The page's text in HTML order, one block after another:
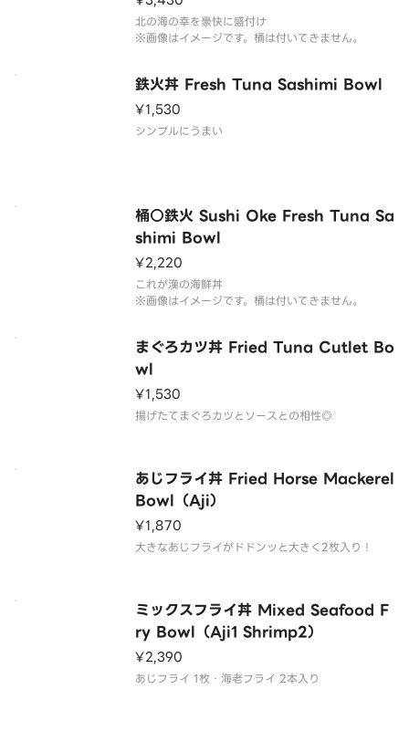
北の海の幸を豪快に盛付け
※画像はイメージです。桶は付いてきません。
鉄火丼 Fresh Tuna Sashimi Bowl
¥1,530
シンプルにうまい
桶○鉄火 Sushi Oke Fresh Tuna Sa
shimi Bowl
¥2,220
これが漢の海鮮丼
※画像はイメージです。桶は付いてきません。
まぐろカツ丼 Fried Tuna Cutlet Bo
wl
¥1,530
揚げたてまぐろカツとソースとの相性◎
あじフライ丼 Fried Horse Mackerel
Bowl（Aji）
¥1,870
大きなあじフライがドドンッと大きく2枚入り！
ミックスフライ丼 Mixed Seafood F
ry Bowl（Aji1 Shrimp2）
¥2,390
あじフライ 1枚・海老フライ 2本入り